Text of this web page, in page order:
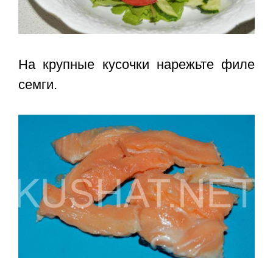
На крупные кусочки нарежьте филе
семги.